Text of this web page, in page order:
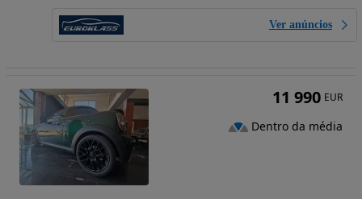
Ver anúncios
11 990 EUR
Dentro da média